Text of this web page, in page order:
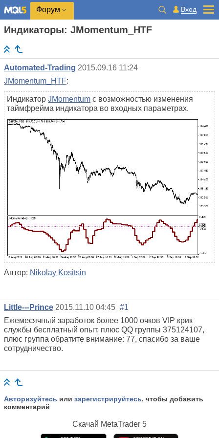
Форум Вход
Индикаторы: JMomentum_HTF
Automated-Trading 2015.09.16 11:24
JMomentum_HTF:
Индикатор JMomentum с возможностью изменения
таймфрейма индикатора во входных параметрах.
Автор: Nikolay Kositsin
Little---Prince 2015.11.10 04:45 #1
Ежемесячный заработок более 1000 очков VIP крик
службы бесплатный опыт, плюс QQ группы 375124107,
плюс группа обратите внимание: 77, спасибо за ваше
сотрудничество.
Авторизуйтесь или зарегистрируйтесь, чтобы добавить
комментарий
Скачай MetaTrader 5